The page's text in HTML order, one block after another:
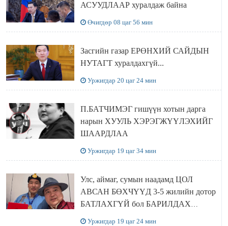
АСУУДЛААР хуралдаж байна
Өчигдөр 08 цаг 56 мин
Засгийн газар ЕРӨНХИЙ САЙДЫН
НУТАГТ хуралдахгүй...
Уржигдар 20 цаг 24 мин
П.БАТЧИМЭГ гишүүн хотын дарга
нарын ХУУЛЬ ХЭРЭГЖҮҮЛЭХИЙГ
ШААРДЛАА
Уржигдар 19 цаг 34 мин
Улс, аймаг, сумын наадамд ЦОЛ
АВСАН БӨХЧҮҮД 3-5 жилийн дотор
БАТЛАХГҮЙ бол БАРИЛДАХ
Уржигдар 19 цаг 24 мин